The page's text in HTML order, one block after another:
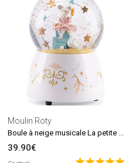
Moulin Roty
39.90€